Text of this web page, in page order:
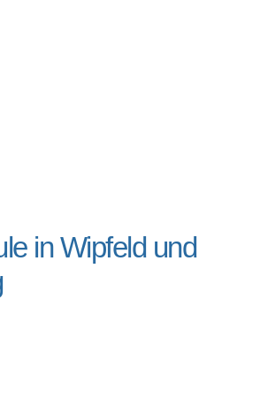
in Wipfeld und